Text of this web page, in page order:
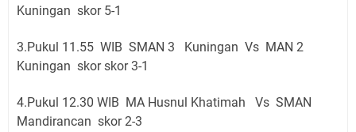
Kuningan skor 5-1
3.Pukul 11.55 WIB SMAN 3 Kuningan Vs MAN 2
Kuningan skor skor 3-1
4.Pukul 12.30 WIB MA Husnul Khatimah Vs SMAN
Mandirancan skor 2-3